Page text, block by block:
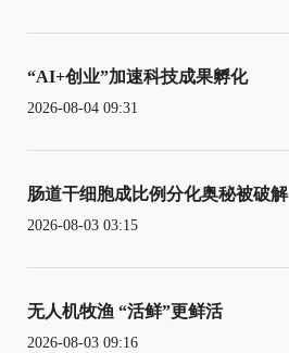
“AI+创业”加速科技成果孵化
2026-08-04 09:31
肠道干细胞成比例分化奥秘被破解
2026-08-03 03:15
无人机牧渔 “活鲜”更鲜活
2026-08-03 09:16